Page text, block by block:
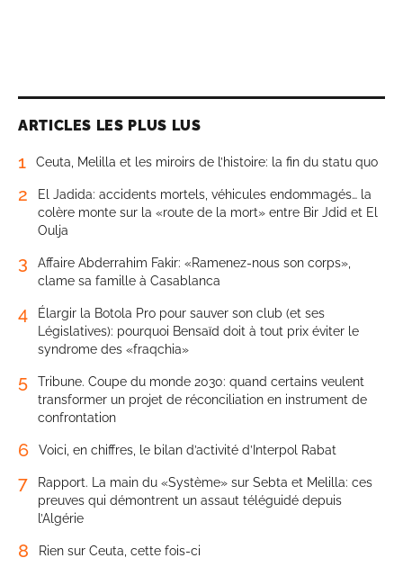
ARTICLES LES PLUS LUS
1 Ceuta, Melilla et les miroirs de l’histoire: la fin du statu quo
2
El Jadida: accidents mortels, véhicules endommagés… la
colère monte sur la «route de la mort» entre Bir Jdid et El
Oulja
3
Affaire Abderrahim Fakir: «Ramenez-nous son corps»,
clame sa famille à Casablanca
4
Élargir la Botola Pro pour sauver son club (et ses
Législatives): pourquoi Bensaïd doit à tout prix éviter le
syndrome des «fraqchia»
5
Tribune. Coupe du monde 2030: quand certains veulent
transformer un projet de réconciliation en instrument de
confrontation
6 Voici, en chiffres, le bilan d’activité d’Interpol Rabat
7
Rapport. La main du «Système» sur Sebta et Melilla: ces
preuves qui démontrent un assaut téléguidé depuis
l’Algérie
8 Rien sur Ceuta, cette fois-ci